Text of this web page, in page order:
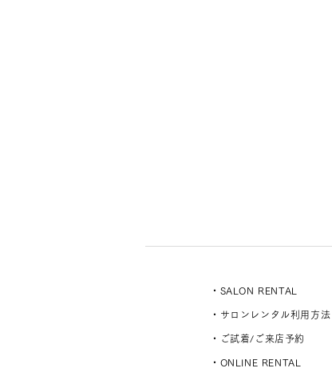
・SALON RENTAL
・サロンレンタル利用方法
・ご試着/ご来店予約
・ONLINE RENTAL